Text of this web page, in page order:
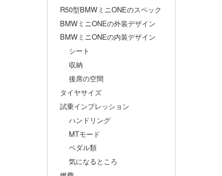
R50型BMWミニONEのスペック
BMWミニONEの外装デザイン
BMWミニONEの内装デザイン
シート
収納
後席の空間
タイヤサイズ
試乗インプレッション
ハンドリング
MTモード
ペダル類
気になるところ